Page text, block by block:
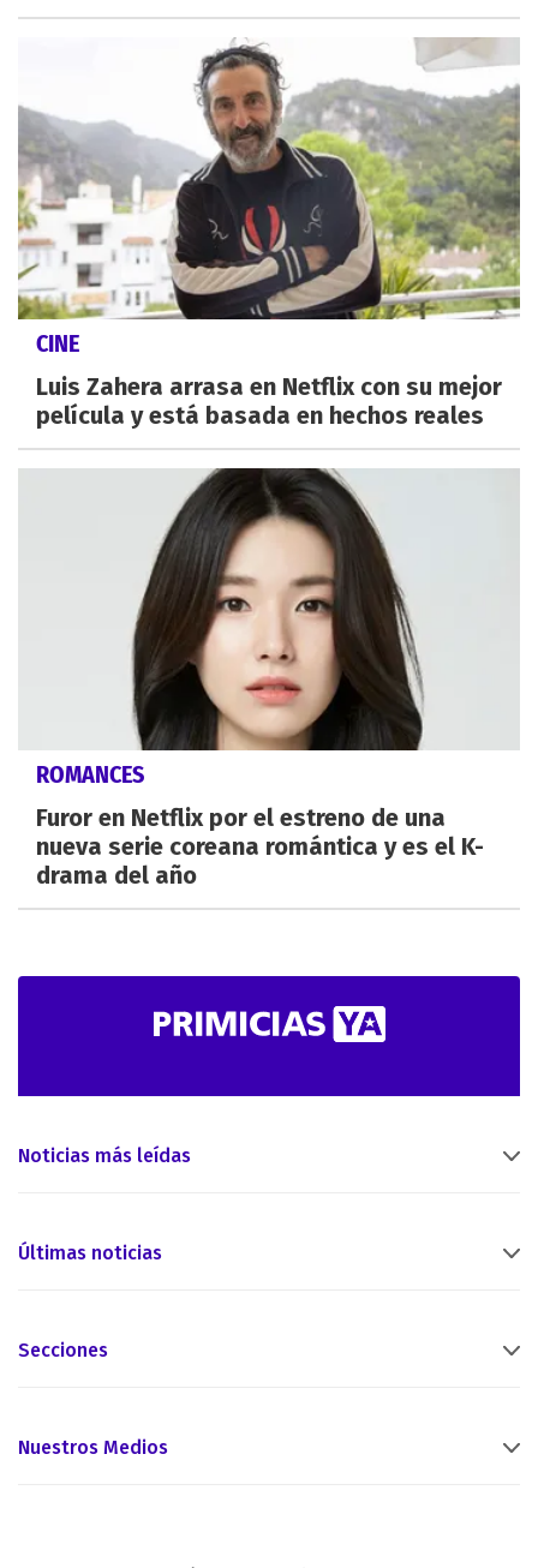
CINE
Luis Zahera arrasa en Netflix con su mejor
película y está basada en hechos reales
ROMANCES
Furor en Netflix por el estreno de una
nueva serie coreana romántica y es el K-
drama del año
Noticias más leídas
Últimas noticias
Secciones
Nuestros Medios